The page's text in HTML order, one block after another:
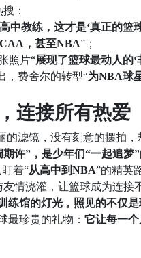
：
中教练，这才是‘真正的篮
，甚至NBA”；
照片“展现了篮球最动人的
，费舍尔的转型“为NBA球
连接所有热爱
的滤镜，没有刻意的摆拍，
许”，是少年们“一起追梦
着“从高中到NBA”的精英
情浇灌，让篮球成为连接
练馆的灯光，照见的不仅
最珍贵的礼物： 它让每一